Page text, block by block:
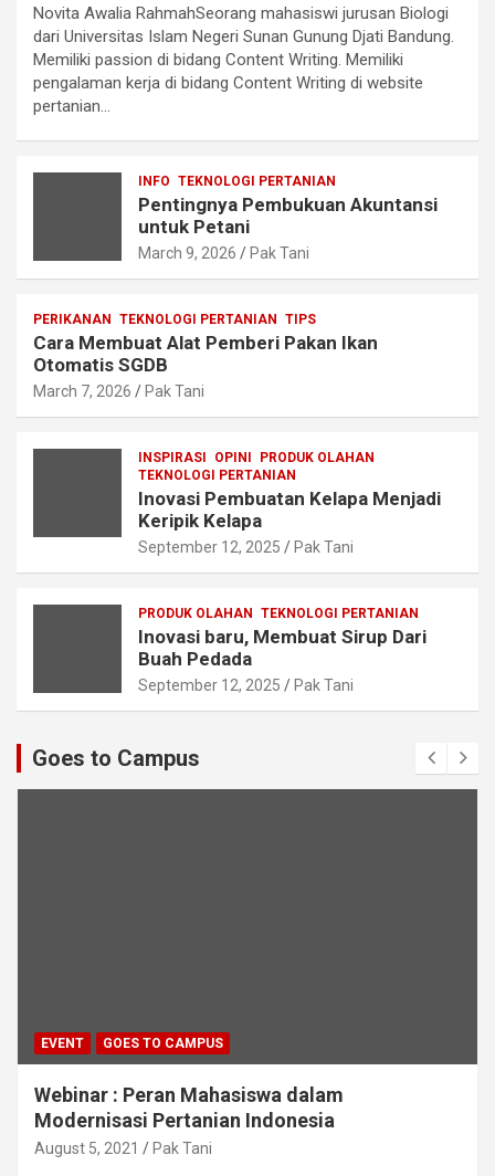
Novita Awalia RahmahSeorang mahasiswi jurusan Biologi
dari Universitas Islam Negeri Sunan Gunung Djati Bandung.
Memiliki passion di bidang Content Writing. Memiliki
pengalaman kerja di bidang Content Writing di website
pertanian…
INFO TEKNOLOGI PERTANIAN
Pentingnya Pembukuan Akuntansi
untuk Petani
March 9, 2026 Pak Tani
PERIKANAN TEKNOLOGI PERTANIAN TIPS
Cara Membuat Alat Pemberi Pakan Ikan
Otomatis SGDB
March 7, 2026 Pak Tani
INSPIRASI OPINI
PRODUK OLAHAN
TEKNOLOGI PERTANIAN
Inovasi Pembuatan Kelapa Menjadi
Keripik Kelapa
September 12, 2025 Pak Tani
PRODUK OLAHAN TEKNOLOGI PERTANIAN
Inovasi baru, Membuat Sirup Dari
Buah Pedada
September 12, 2025 Pak Tani
Goes to Campus
EVENT GOES TO CAMPUS
Webinar : Peran Mahasiswa dalam
Modernisasi Pertanian Indonesia
August 5, 2021 Pak Tani